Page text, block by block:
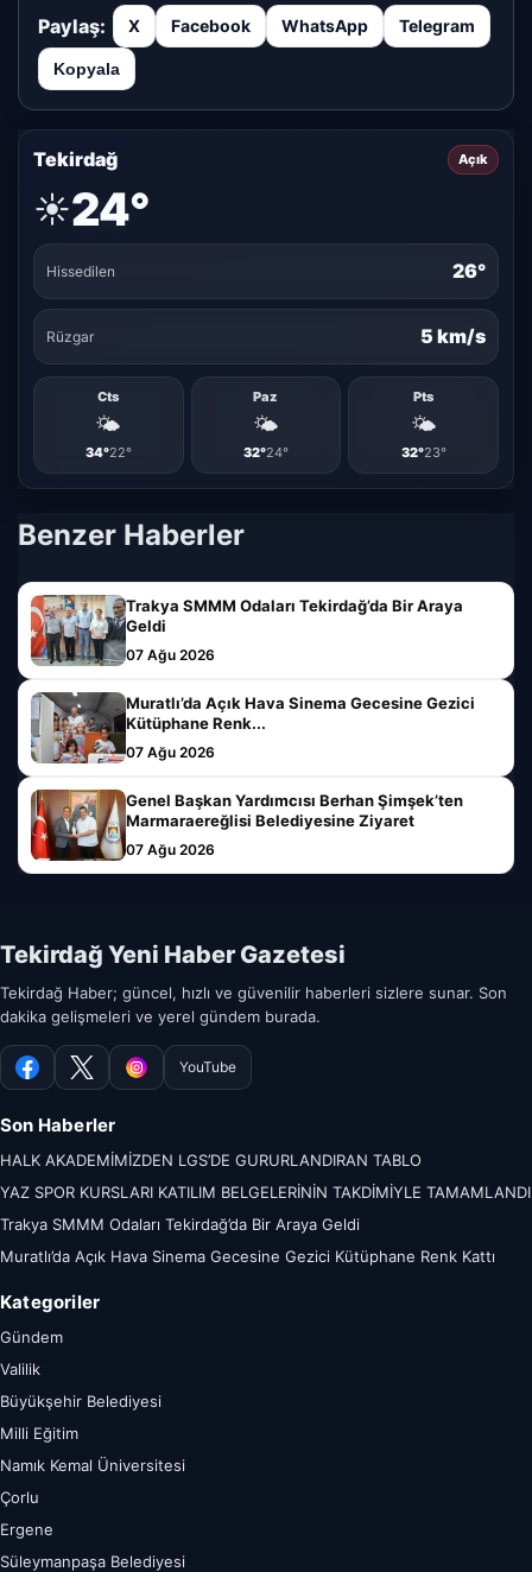
Paylaş: X Facebook WhatsApp Telegram
Kopyala
Tekirdağ Açık
☀️24°
Hissedilen 26°
Rüzgar 5 km/s
Cts
🌤️
34°22°
Paz
🌤️
32°24°
Pts
🌤️
32°23°
Benzer Haberler
Trakya SMMM Odaları Tekirdağ’da Bir Araya
Geldi
07 Ağu 2026
Muratlı’da Açık Hava Sinema Gecesine Gezici
Kütüphane Renk...
07 Ağu 2026
Genel Başkan Yardımcısı Berhan Şimşek’ten
Marmaraereğlisi Belediyesine Ziyaret
07 Ağu 2026
Tekirdağ Yeni Haber Gazetesi
Tekirdağ Haber; güncel, hızlı ve güvenilir haberleri sizlere sunar. Son
dakika gelişmeleri ve yerel gündem burada.
Facebook
X InstagramYouTube
Son Haberler
HALK AKADEMİMİZDEN LGS’DE GURURLANDIRAN TABLO
YAZ SPOR KURSLARI KATILIM BELGELERİNİN TAKDİMİYLE TAMAMLANDI
Trakya SMMM Odaları Tekirdağ’da Bir Araya Geldi
Muratlı’da Açık Hava Sinema Gecesine Gezici Kütüphane Renk Kattı
Kategoriler
Gündem
Valilik
Büyükşehir Belediyesi
Milli Eğitim
Namık Kemal Üniversitesi
Çorlu
Ergene
Süleymanpaşa Belediyesi